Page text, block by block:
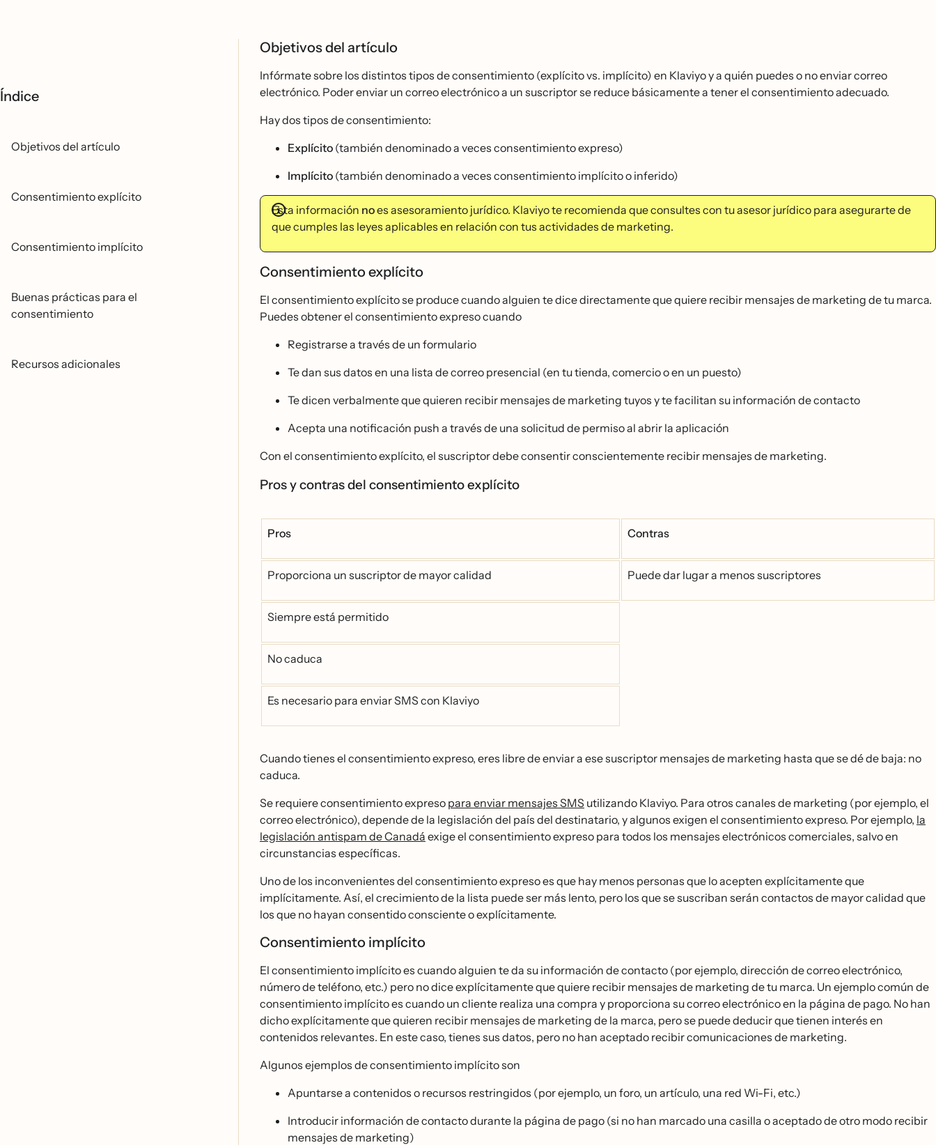
Índice
Objetivos del artículo
Consentimiento explícito
Consentimiento implícito
Buenas prácticas para el
consentimiento
Recursos adicionales
Objetivos del artículo
Infórmate sobre los distintos tipos de consentimiento (explícito vs. implícito) en Klaviyo y a quién puedes o no enviar correo
electrónico. Poder enviar un correo electrónico a un suscriptor se reduce básicamente a tener el consentimiento adecuado.
Hay dos tipos de consentimiento:
Explícito (también denominado a veces consentimiento expreso)
Implícito (también denominado a veces consentimiento implícito o inferido)
Esta información noes asesoramiento jurídico. Klaviyo te recomienda que consultes con tu asesor jurídico para asegurarte de
que cumples las leyes aplicables en relación con tus actividades de marketing.
Consentimiento explícito
El consentimiento explícito se produce cuando alguien te dice directamente que quiere recibir mensajes de marketing de tu marca.
Puedes obtener el consentimiento expreso cuando
Registrarse a través de un formulario
Te dan sus datos en una lista de correo presencial (en tu tienda, comercio o en un puesto)
Te dicen verbalmente que quieren recibir mensajes de marketing tuyos y te facilitan su información de contacto
Acepta una notificación push a través de una solicitud de permiso al abrir la aplicación
Con el consentimiento explícito, el suscriptor debe consentir conscientemente recibir mensajes de marketing.
Pros y contras del consentimiento explícito
Pros Contras
Proporciona un suscriptor de mayor calidad Puede dar lugar a menos suscriptores
Siempre está permitido
No caduca
Es necesario para enviar SMS con Klaviyo
Cuando tienes el consentimiento expreso, eres libre de enviar a ese suscriptor mensajes de marketing hasta que se dé de baja: no
caduca.
Se requiere consentimiento expreso para enviar mensajes SMS utilizando Klaviyo. Para otros canales de marketing (por ejemplo, el
correo electrónico), depende de la legislación del país del destinatario, y algunos exigen el consentimiento expreso. Por ejemplo, la
legislación antispam de Canadá exige el consentimiento expreso para todos los mensajes electrónicos comerciales, salvo en
circunstancias específicas.
Uno de los inconvenientes del consentimiento expreso es que hay menos personas que lo acepten explícitamente que
implícitamente. Así, el crecimiento de la lista puede ser más lento, pero los que se suscriban serán contactos de mayor calidad que
los que no hayan consentido consciente o explícitamente.
Consentimiento implícito
El consentimiento implícito es cuando alguien te da su información de contacto (por ejemplo, dirección de correo electrónico,
número de teléfono, etc.) pero no dice explícitamente que quiere recibir mensajes de marketing de tu marca. Un ejemplo común de
consentimiento implícito es cuando un cliente realiza una compra y proporciona su correo electrónico en la página de pago. No han
dicho explícitamente que quieren recibir mensajes de marketing de la marca, pero se puede deducir que tienen interés en
contenidos relevantes. En este caso, tienes sus datos, pero no han aceptado recibir comunicaciones de marketing.
Algunos ejemplos de consentimiento implícito son
Apuntarse a contenidos o recursos restringidos (por ejemplo, un foro, un artículo, una red Wi-Fi, etc.)
Introducir información de contacto durante la página de pago (si no han marcado una casilla o aceptado de otro modo recibir
mensajes de marketing)